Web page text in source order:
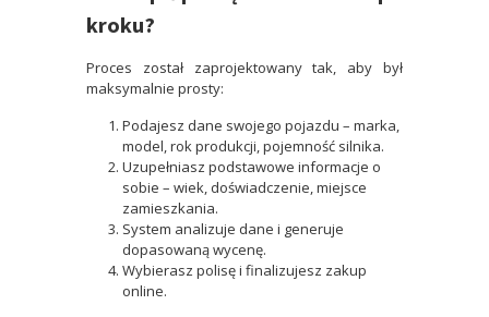
kroku?
Proces został zaprojektowany tak, aby był
maksymalnie prosty:
Podajesz dane swojego pojazdu – marka,
model, rok produkcji, pojemność silnika.
Uzupełniasz podstawowe informacje o
sobie – wiek, doświadczenie, miejsce
zamieszkania.
System analizuje dane i generuje
dopasowaną wycenę.
Wybierasz polisę i finalizujesz zakup
online.